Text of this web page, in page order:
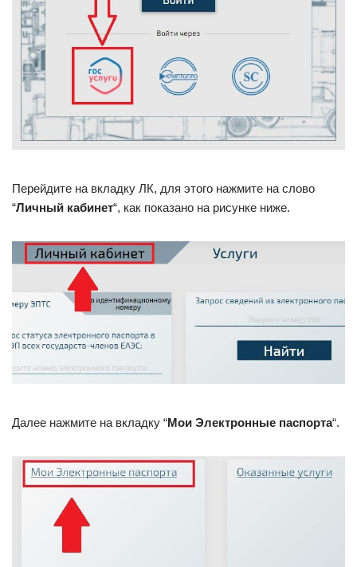
Перейдите на вкладку ЛК, для этого нажмите на слово
“Личный кабинет“, как показано на рисунке ниже.
Далее нажмите на вкладку “Мои Электронные паспорта“.